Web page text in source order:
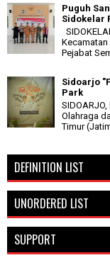
Puguh
Sidokelar
Pejabat
Sidoarjo
Park
Olahraga
Timur
DEFINITION LIST
UNORDERED LIST
SUPPORT